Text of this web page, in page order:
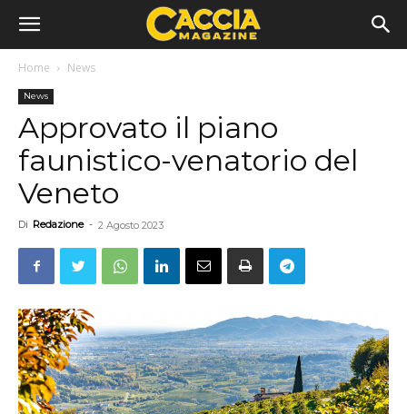
Home News
News
Approvato il piano
faunistico-venatorio del
Veneto
Di Redazione - 2 Agosto 2023